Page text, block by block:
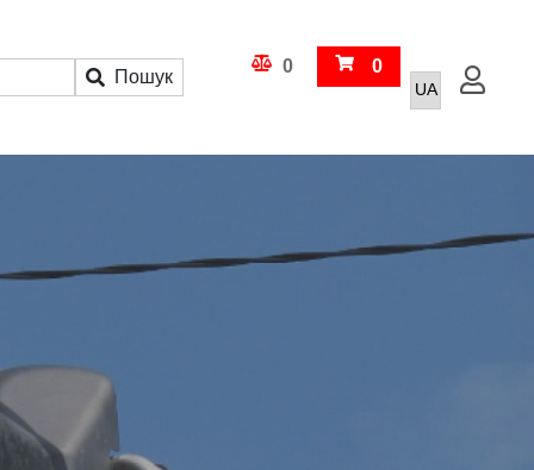
Пошук
Порівняння
0 Кошик
0
Увійти